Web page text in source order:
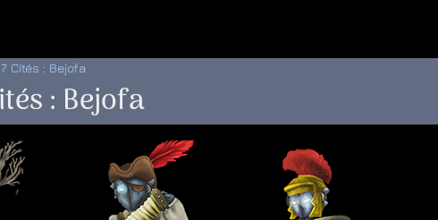
Cités : Bejofa
: Bejofa